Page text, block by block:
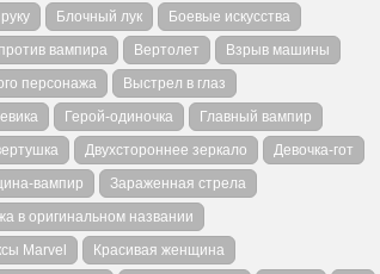
Блочный лук
Боевые искусства
вампира Вертолет
Взрыв машины
персонажа
Выстрел в глаз
Герой-одиночка
Главный вампир
Двухстороннее зеркало
Девочка-гот
вампир
Зараженная стрела
в оригинальном названии
Marvel
Красивая женщина